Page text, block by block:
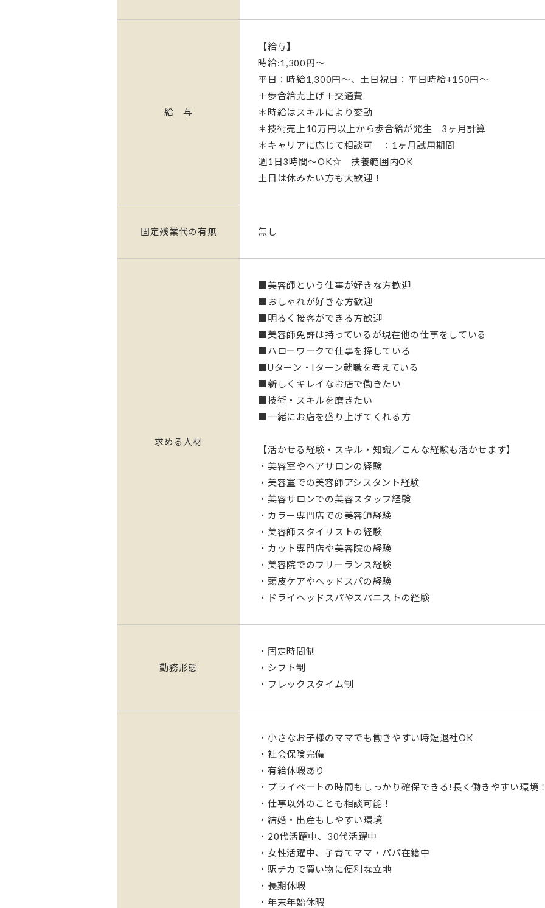
給 与
【給与】
時給:1,300円〜
平日：時給1,300円〜、土日祝日：平日時給+150円〜
＋歩合給売上げ＋交通費
＊時給はスキルにより変動
＊技術売上10万円以上から歩合給が発生 3ヶ月計算
＊キャリアに応じて相談可 ：1ヶ月試用期間
週1日3時間～OK☆ 扶養範囲内OK
土日は休みたい方も大歓迎！
固定残業代の有無 無し
求める人材
■美容師という仕事が好きな方歓迎
■おしゃれが好きな方歓迎
■明るく接客ができる方歓迎
■美容師免許は持っているが現在他の仕事をしている
■ハローワークで仕事を探している
■Uターン・Iターン就職を考えている
■新しくキレイなお店で働きたい
■技術・スキルを磨きたい
■一緒にお店を盛り上げてくれる方
【活かせる経験・スキル・知識／こんな経験も活かせます】
・美容室やヘアサロンの経験
・美容室での美容師アシスタント経験
・美容サロンでの美容スタッフ経験
・カラー専門店での美容師経験
・美容師スタイリストの経験
・カット専門店や美容院の経験
・美容院でのフリーランス経験
・頭皮ケアやヘッドスパの経験
・ドライヘッドスパやスパニストの経験
勤務形態
・固定時間制
・シフト制
・フレックスタイム制
・小さなお子様のママでも働きやすい時短退社OK
・社会保険完備
・有給休暇あり
・プライベートの時間もしっかり確保できる!長く働きやすい環境
・仕事以外のことも相談可能！
・結婚・出産もしやすい環境
・20代活躍中、30代活躍中
・女性活躍中、子育てママ・パパ在籍中
・駅チカで買い物に便利な立地
・長期休暇
・年末年始休暇